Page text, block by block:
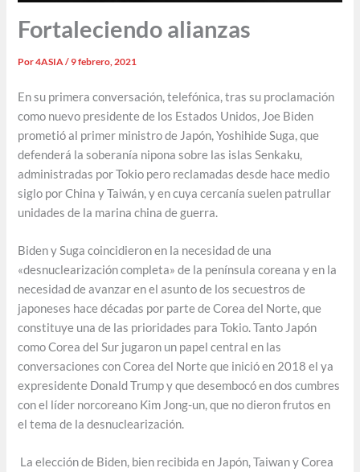
Fortaleciendo alianzas
Por4ASIA/9 febrero, 2021
En su primera conversación, telefónica, tras su proclamación
como nuevo presidente de los Estados Unidos, Joe Biden
prometió al primer ministro de Japón, Yoshihide Suga, que
defenderá la soberanía nipona sobre las islas Senkaku,
administradas por Tokio pero reclamadas desde hace medio
siglo por China y Taiwán, y en cuya cercanía suelen patrullar
unidades de la marina china de guerra.
Biden y Suga coincidieron en la necesidad de una
«desnuclearización completa» de la península coreana y en la
necesidad de avanzar en el asunto de los secuestros de
japoneses hace décadas por parte de Corea del Norte, que
constituye una de las prioridades para Tokio. Tanto Japón
como Corea del Sur jugaron un papel central en las
conversaciones con Corea del Norte que inició en 2018 el ya
expresidente Donald Trump y que desembocó en dos cumbres
con el líder norcoreano Kim Jong-un, que no dieron frutos en
el tema de la desnuclearización.
La elección de Biden, bien recibida en Japón, Taiwan y Corea